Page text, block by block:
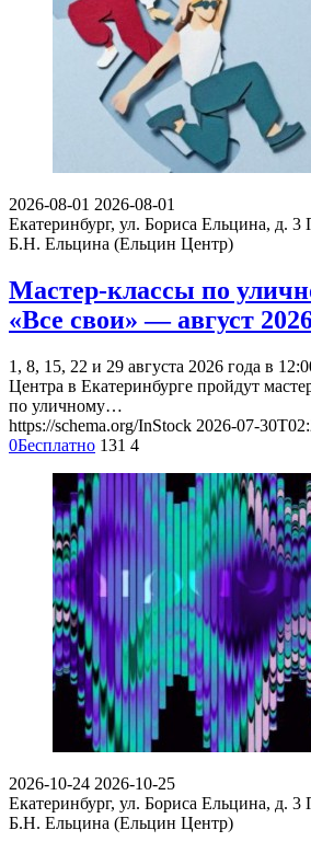
2026-08-01 2026-08-01
Екатеринбург, ул. Бориса Ельцина, д. 3
Б.Н. Ельцина (Ельцин Центр)
Мастер-классы по
«Все свои» — август
1, 8, 15, 22 и 29 августа 2026 года в
Центра в Екатеринбурге пройдут
по уличному…
https://schema.org/InStock 2026-07-
0Бесплатно 131 4
2026-10-24 2026-10-25
Екатеринбург, ул. Бориса Ельцина, д. 3
Б.Н. Ельцина (Ельцин Центр)